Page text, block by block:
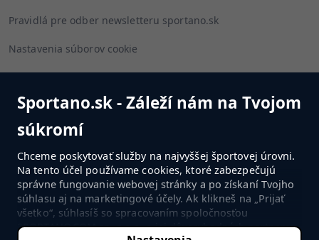
Sportano.sk - Záleží nám na Tvojom
súkromí
Chceme poskytovať služby na najvyššej športovej úrovni.
Na tento účel používame cookies, ktoré zabezpečujú
správne fungovanie webovej stránky a po získaní Tvojho
súhlasu aj na marketingové účely. Ak klikneš na „Prijať
všetko“, súhlasíš so spracovaním spoločnosťou
SPORTANO.COM sp. z o.o. a jej dôveryhodných partnerov
Pravidlá pre odber newsletteru sportano.sk
Nastavenia súborov cookie
Sledujte nás
PREJSŤ DO OBCHODU